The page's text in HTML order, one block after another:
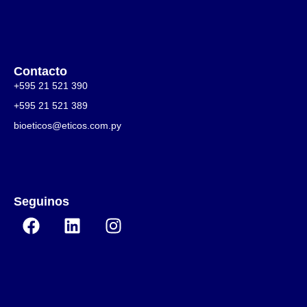
Contacto
+595 21 521 390
+595 21 521 389
bioeticos@eticos.com.py
Seguinos